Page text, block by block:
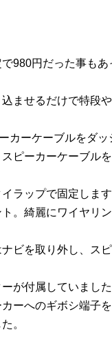
980円だった事も
ませるだけで特段
カーケーブルをダ
ピーカーケーブルを
ラップで固定しま
。綺麗にワイヤリ
ビを取り外し、ス
が付属していまし
ーへのギボシ端子
。